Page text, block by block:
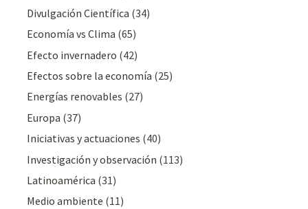
Divulgación Cientí­fica (34)
Economía vs Clima (65)
Efecto invernadero (42)
Efectos sobre la economía (25)
Energías renovables (27)
Europa (37)
Iniciativas y actuaciones (40)
Investigación y observación (113)
Latinoamérica (31)
Medio ambiente (11)